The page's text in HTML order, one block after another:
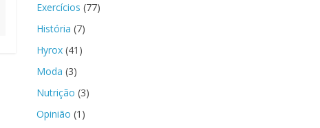
Exercícios (77)
História (7)
Hyrox (41)
Moda (3)
Nutrição (3)
Opinião (1)